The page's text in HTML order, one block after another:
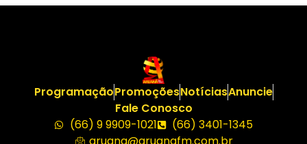
ProgramaçãoPromoçõesNotíciasAnuncie
Fale Conosco
(66) 9 9909-1021
(66) 3401-1345